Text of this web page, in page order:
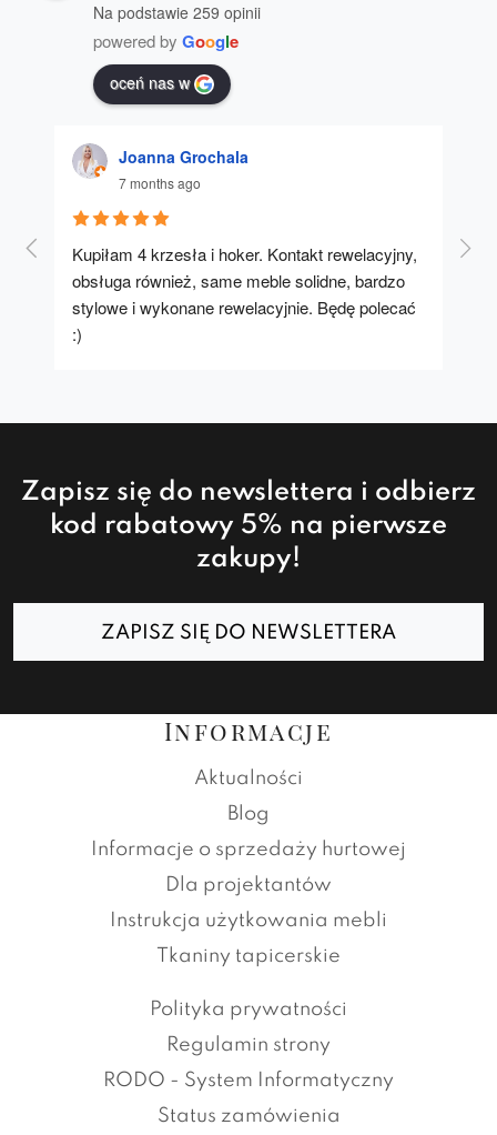
Na podstawie 259 opinii
powered by Google
oceń nas w
Joanna Grochala
7 months ago
Kupiłam 4 krzesła i hoker. Kontakt rewelacyjny,
obsługa również, same meble solidne, bardzo
stylowe i wykonane rewelacyjnie. Będę polecać
:)
A
Zapisz się do newslettera i odbierz
kod rabatowy 5% na pierwsze
zakupy!
ZAPISZ SIĘ DO NEWSLETTERA
Informacje
Aktualności
Blog
Informacje o sprzedaży hurtowej
Dla projektantów
Instrukcja użytkowania mebli
Tkaniny tapicerskie
Polityka prywatności
Regulamin strony
RODO - System Informatyczny
Status zamówienia